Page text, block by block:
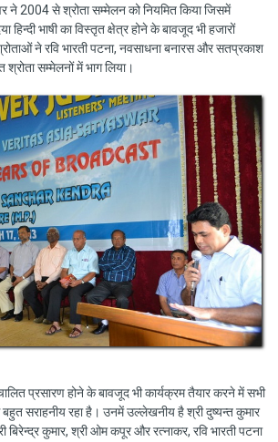
ने 2004 से श्रोता सम्मेलन को नियमित किया जिसमें
हिन्दी भाषी का विस्तृत क्षेत्र होने के बावजूद भी हजारों
ने रवि भारती पटना, नवसाधना बनारस और सतप्रकाश
सम्मेलनों में भाग लिया।
प्रसारण होने के बावजूद भी कार्यक्रम तैयार करने में सभी
बहुत सराहनीय रहा है। उनमें उल्लेखनीय है श्री दुष्यन्त कुमार
बिरेन्द्र कुमार, श्री ओम कपूर और रत्नाकर, रवि भारती पटना